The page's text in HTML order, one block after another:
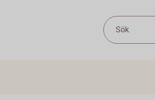
Sök